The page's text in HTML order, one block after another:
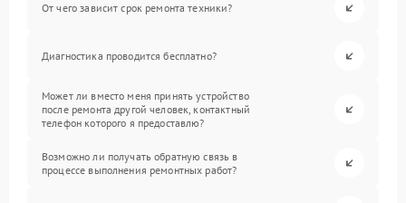
От чего зависит срок ремонта техники?
Диагностика проводится бесплатно?
Может ли вместо меня принять устройство
после ремонта другой человек, контактный
телефон которого я предоставлю?
Возможно ли получать обратную связь в
процессе выполнения ремонтных работ?